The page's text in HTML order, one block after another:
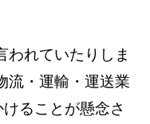
われていたりしま
流・運輸・運送業
ることが懸念さ